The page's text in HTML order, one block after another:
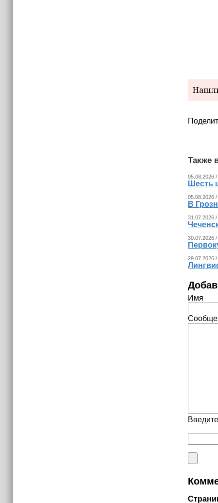
Также
05.08.2026 /
Шесть
05.08.2026
В
31.07.2026
30.07.2026
29.07.2026
Имя